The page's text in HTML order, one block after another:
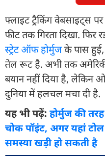
फ्लाइट ट्रैकिंग वेबसाइट्स
फीट तक गिरता दिखा. फिर
स्ट्रेट ऑफ होर्मुजके पास हुई,
तेल रूट है. अभी तक
बयान नहीं दिया है, लेकिन
दुनिया में हलचल मचा दी है.
यह भी पढ़ें: होर्मुज की
चोक पॉइंट, अगर यहां
समस्या खड़ी हो सकती है